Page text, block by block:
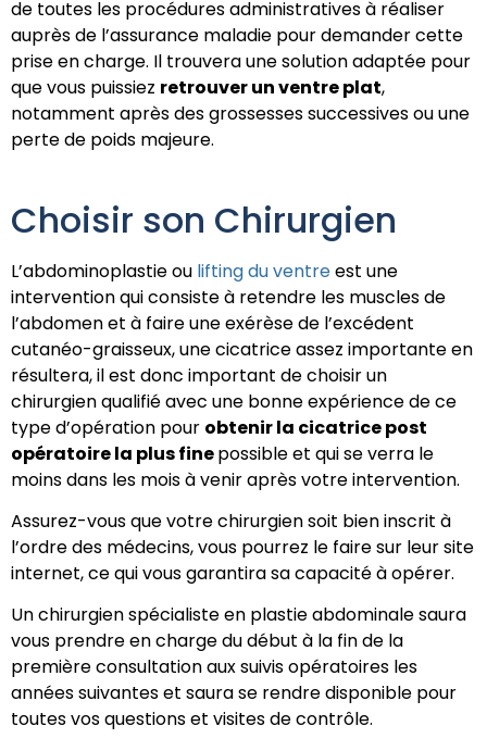
de toutes les procédures administratives à réaliser
auprès de l’assurance maladie pour demander cette
prise en charge. Il trouvera une solution adaptée pour
que vous puissiez retrouver un ventre plat,
notamment après des grossesses successives ou une
perte de poids majeure.
Choisir son Chirurgien
L’abdominoplastie ou lifting du ventreest une
intervention qui consiste à retendre les muscles de
l’abdomen et à faire une exérèse de l’excédent
cutanéo-graisseux, une cicatrice assez importante en
résultera, il est donc important de choisir un
chirurgien qualifié avec une bonne expérience de ce
type d’opération pour obtenir la cicatrice post
opératoire la plus finepossible et qui se verra le
moins dans les mois à venir après votre intervention.
Assurez-vous que votre chirurgien soit bien inscrit à
l’ordre des médecins, vous pourrez le faire sur leur site
internet, ce qui vous garantira sa capacité à opérer.
Un chirurgien spécialiste en plastie abdominale saura
vous prendre en charge du début à la fin de la
première consultation aux suivis opératoires les
années suivantes et saura se rendre disponible pour
toutes vos questions et visites de contrôle.